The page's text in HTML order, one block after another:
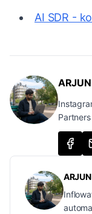
AI SDR -
Partners